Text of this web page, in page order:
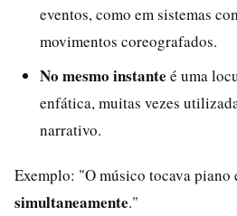
eventos, como em sistemas
movimentos coreografados.
No mesmo instante é uma
enfática, muitas vezes
narrativo.
Exemplo: "O músico tocava piano
simultaneamente."